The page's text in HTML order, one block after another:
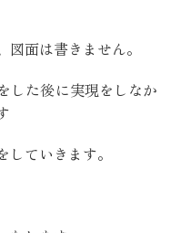
面は書きません。
した後に実現をしなか
ていきます。